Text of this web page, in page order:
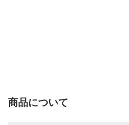
商品について